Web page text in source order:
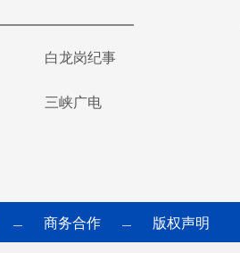
白龙岗纪事
三峡广电
— 商务合作 — 版权声明